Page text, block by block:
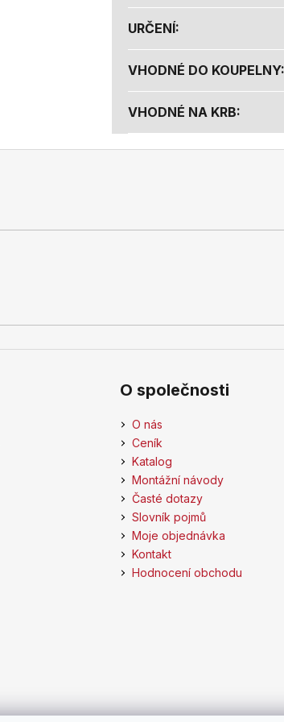
URČENÍ:
VHODNÉ DO KOUPELNY:
VHODNÉ NA KRB:
O společnosti
O nás
Ceník
Katalog
Montážní návody
Časté dotazy
Slovník pojmů
Moje objednávka
Kontakt
Hodnocení obchodu